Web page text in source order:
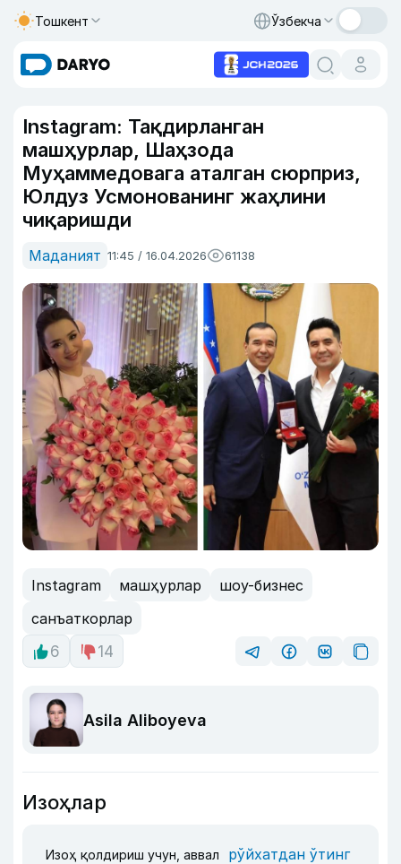
Тошкент Ўзбекча
Instagram: Тақдирланган
машҳурлар, Шаҳзода
Муҳаммедовага аталган сюрприз,
Юлдуз Усмонованинг жаҳлини
чиқаришди
Маданият 11:45 / 16.04.2026 61138
Instagram машҳурлар
шоу-бизнес
санъаткорлар
6
14
Asila Aliboyeva
Изоҳлар
Изоҳ қолдириш учун, аввал рўйхатдан ўтинг